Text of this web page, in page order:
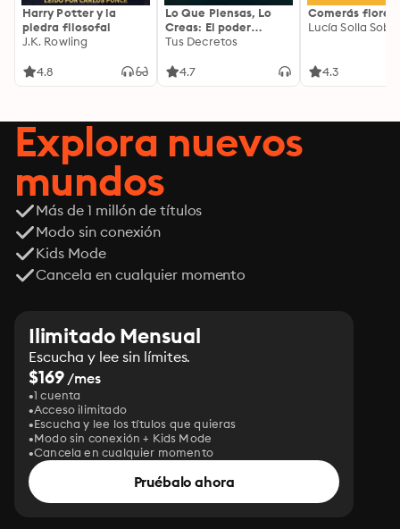
Harry Potter y la
piedra filosofal
J.K. Rowling
4.8
Lo Que Piensas, Lo
Creas: El poder
invisible de tus
tu energía para
Tus Decretos
4.7
Comerás flores
Lucía Solla
4.3
Explora nuevos
mundos
Más de 1 millón de títulos
Modo sin conexión
Kids Mode
Cancela en cualquier momento
Ilimitado Mensual
Escucha y lee sin límites.
$169/mes
1 cuenta
Acceso ilimitado
Escucha y lee los títulos que quieras
Modo sin conexión + Kids Mode
Cancela en cualquier momento
Pruébalo ahora